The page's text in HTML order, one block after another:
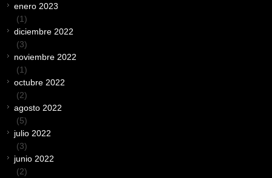
enero 2023
(1)
diciembre 2022
(3)
noviembre 2022
(1)
octubre 2022
(2)
agosto 2022
(5)
julio 2022
(3)
junio 2022
(2)